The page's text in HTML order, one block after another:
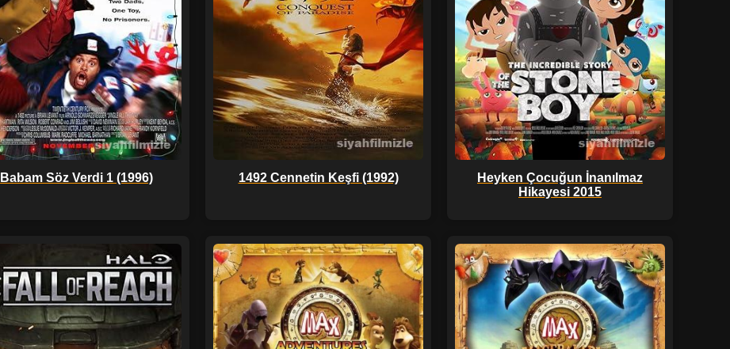
Babam Söz Verdi 1 (1996) 1492 Cennetin Keşfi (1992)
Heyken Çocuğun İnanılmaz
Hikayesi 2015